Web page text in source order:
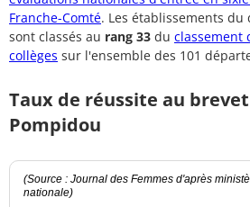
Franche-Comté. Les établissements
sont classés au rang 33 du classement
collèges sur l'ensemble des 101
Taux de réussite au brevet
Pompidou
(Source : Journal des Femmes d'après
nationale)